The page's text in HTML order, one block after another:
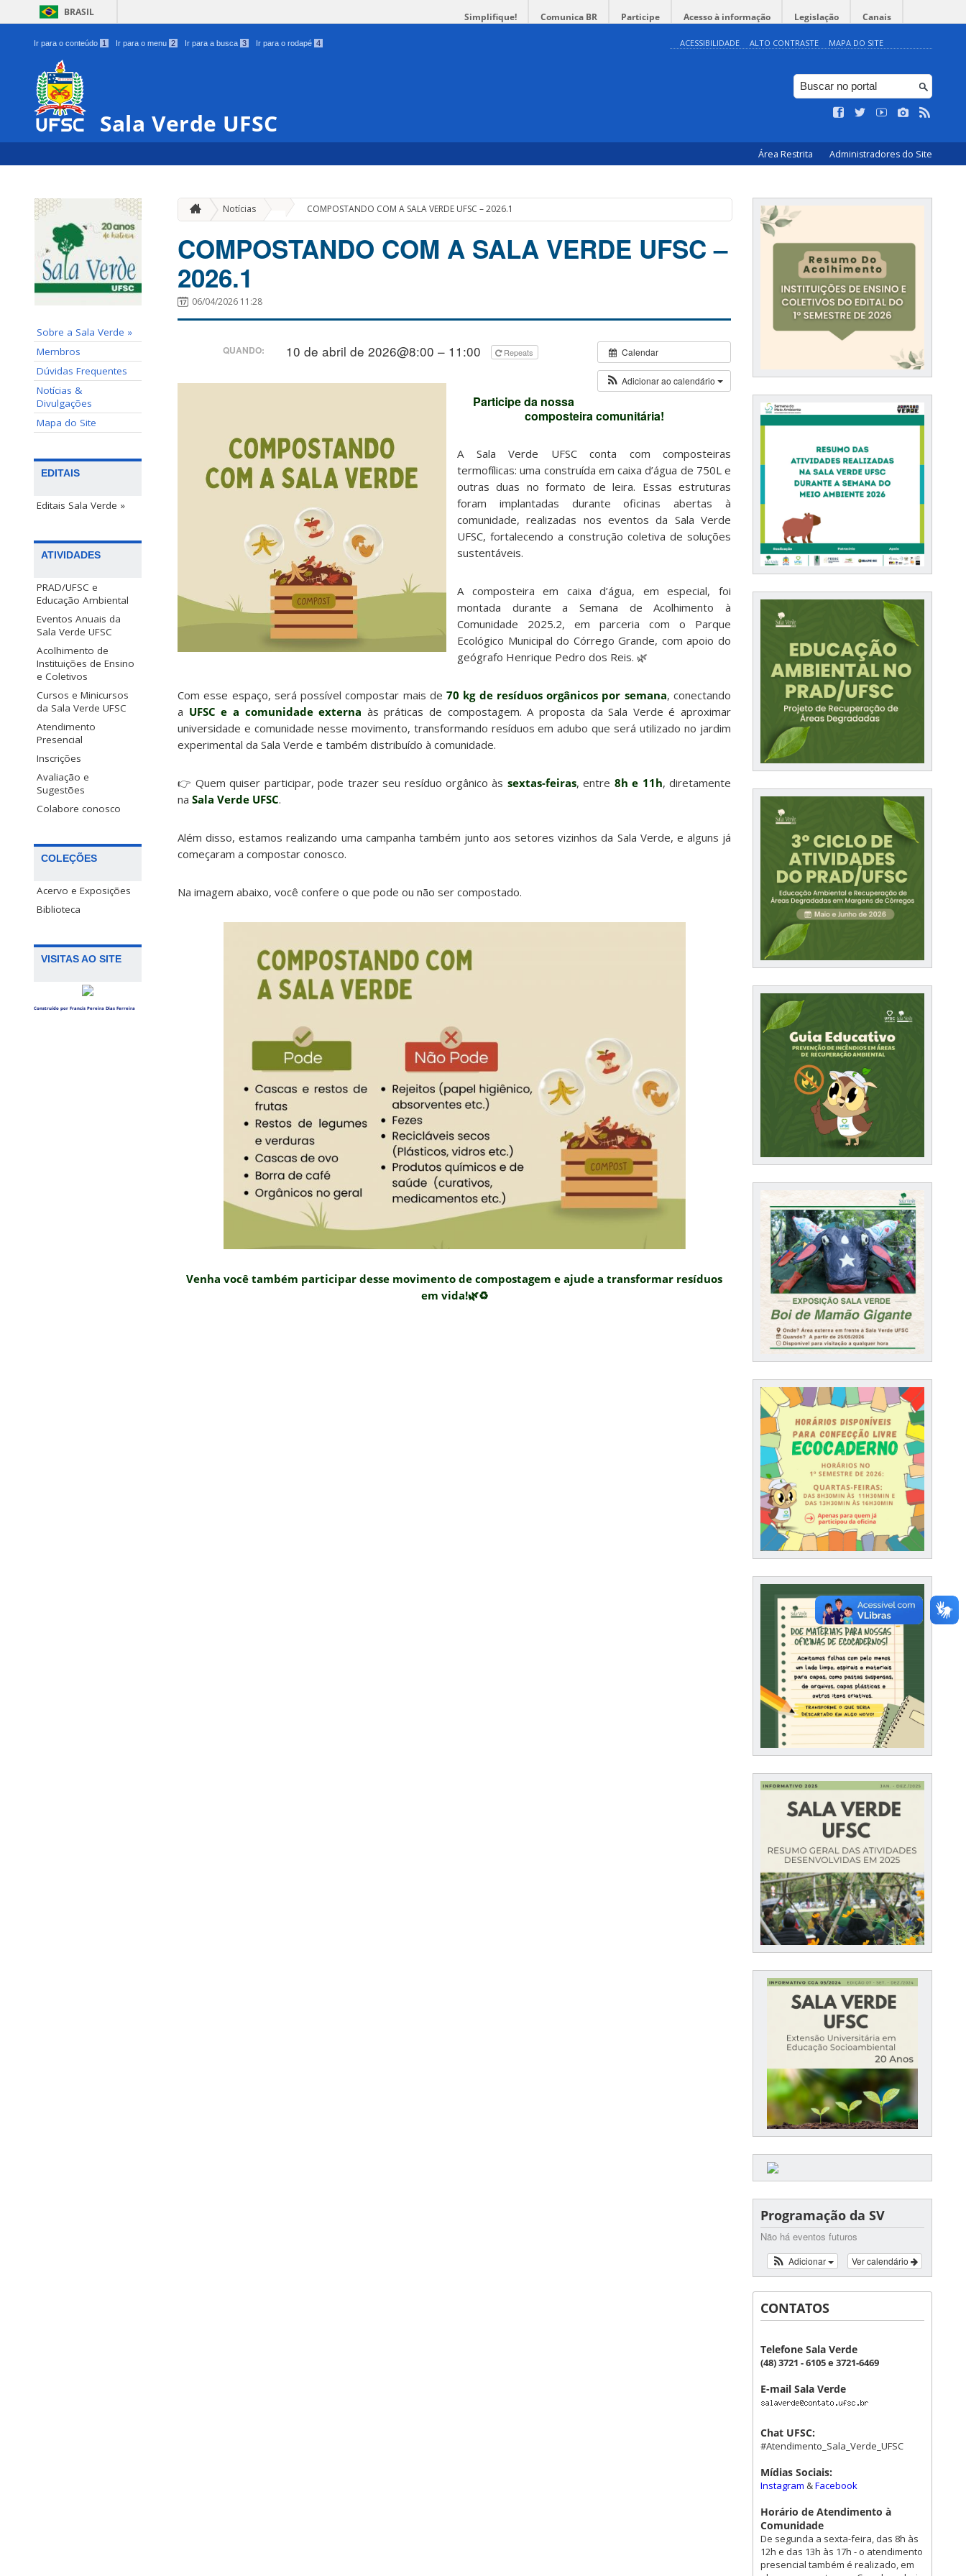
BRASIL Simplifique! Comunica BR Participe Acesso à informação Legislação Canais
Ir para o conteúdo 1 Ir para o menu 2 Ir para a busca 3 Ir para o rodapé 4 ACESSIBILIDADE ALTO CONTRASTE MAPA DO SITE
Sala Verde UFSC
Área Restrita Administradores do Site
Sobre a Sala Verde »
Membros
Dúvidas Frequentes
Notícias &
Divulgações
Mapa do Site
EDITAIS
Editais Sala Verde »
ATIVIDADES
PRAD/UFSC e
Educação Ambiental
Eventos Anuais da
Sala Verde UFSC
Acolhimento de
Instituições de Ensino
e Coletivos
Cursos e Minicursos
da Sala Verde UFSC
Atendimento
Presencial
Inscrições
Avaliação e
Sugestões
Colabore conosco
COLEÇÕES
Acervo e Exposições
Biblioteca
VISITAS AO SITE
Construído por Francis Pereira Dias Ferreira
Notícias COMPOSTANDO COM A SALA VERDE UFSC – 2026.1
COMPOSTANDO COM A SALA VERDE UFSC –
2026.1
06/04/2026 11:28
Calendar
Adicionar ao calendário
QUANDO: 10 de abril de 2026@8:00 – 11:00 Repeats
Participe da nossa
composteira comunitária!
A Sala Verde UFSC conta com composteiras
termofílicas: uma construída em caixa d’água de 750L e
outras duas no formato de leira. Essas estruturas
foram implantadas durante oficinas abertas à
comunidade, realizadas nos eventos da Sala Verde
UFSC, fortalecendo a construção coletiva de soluções
sustentáveis.
A composteira em caixa d’água, em especial, foi
montada durante a Semana de Acolhimento à
Comunidade 2025.2, em parceria com o Parque
Ecológico Municipal do Córrego Grande, com apoio do
geógrafo Henrique Pedro dos Reis. 🌿
Com esse espaço, será possível compostar mais de70 kg de resíduos orgânicos por semana, conectando
a UFSC e a comunidade externa às práticas de compostagem. A proposta da Sala Verde é aproximar
universidade e comunidade nesse movimento, transformando resíduos em adubo que será utilizado no jardim
experimental da Sala Verde e também distribuído à comunidade.
👉 Quem quiser participar, pode trazer seu resíduo orgânico às sextas-feiras, entre 8h e 11h, diretamente
na Sala Verde UFSC.
Além disso, estamos realizando uma campanha também junto aos setores vizinhos da Sala Verde, e alguns já
começaram a compostar conosco.
Na imagem abaixo, você confere o que pode ou não ser compostado.
Venha você também participar desse movimento de compostagem e ajude a transformar resíduos
em vida!🌿♻️
Programação da SV
Não há eventos futuros
Ver calendário
Adicionar
CONTATOS
Telefone Sala Verde
(48) 3721 - 6105 e 3721-6469
E-mail Sala Verde
Chat UFSC:
#Atendimento_Sala_Verde_UFSC
Mídias Sociais:
Instagram &Facebook
Horário de Atendimento à
Comunidade
De segunda a sexta-feira, das 8h às
12h e das 13h às 17h - o atendimento
presencial também é realizado, em